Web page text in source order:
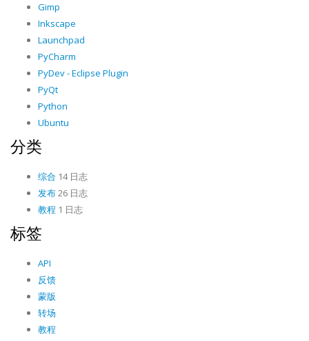
Gimp
Inkscape
Launchpad
PyCharm
PyDev - Eclipse Plugin
PyQt
Python
Ubuntu
分类
综合 14 日志
发布26 日志
教程 1 日志
标签
API
反馈
蒙版
转场
教程